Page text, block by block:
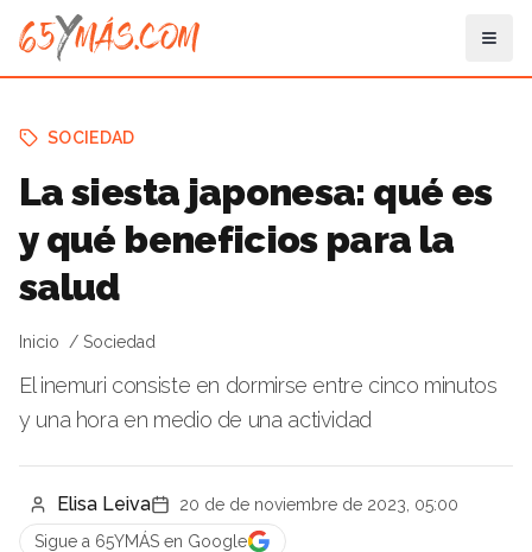
SOCIEDAD
La siesta japonesa: qué es
y qué beneficios para la
salud
Inicio Sociedad
El inemuri consiste en dormirse entre cinco minutos
y una hora en medio de una actividad
Elisa Leiva
20 de de noviembre de 2023, 05:00
Sigue a 65YMÁS en Google